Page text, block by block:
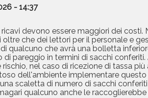
- 14:37
devono essere maggiori dei
che dei lettori per il personale e
qualcuno che avrà una bolletta
pareggio in termini di sacchi
nel caso di ricezione di tassa
dell'ambiente implementare
scaletta di numero di sacchi
qualcuno anche le raccoglierebbe